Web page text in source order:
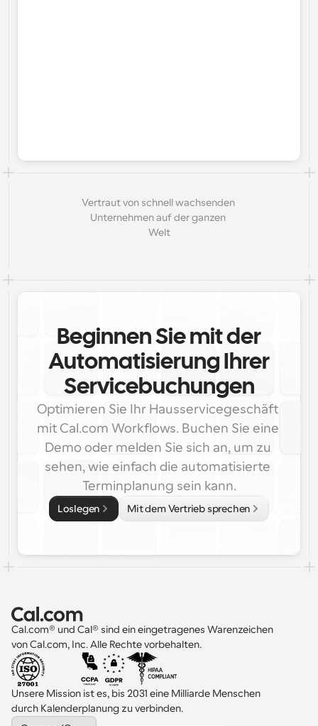
Vertraut von schnell wachsenden
Unternehmen auf der ganzen
Welt
Beginnen Sie mit der
Automatisierung Ihrer
Servicebuchungen
Optimieren Sie Ihr Hausservicegeschäft
mit Cal.com Workflows. Buchen Sie eine
Demo oder melden Sie sich an, um zu
sehen, wie einfach die automatisierte
Terminplanung sein kann.
Loslegen Mit dem Vertrieb sprechen
Cal.com® und Cal® sind ein eingetragenes Warenzeichen
von Cal.com, Inc. Alle Rechte vorbehalten.
Unsere Mission ist es, bis 2031 eine Milliarde Menschen
durch Kalenderplanung zu verbinden.
Select Language